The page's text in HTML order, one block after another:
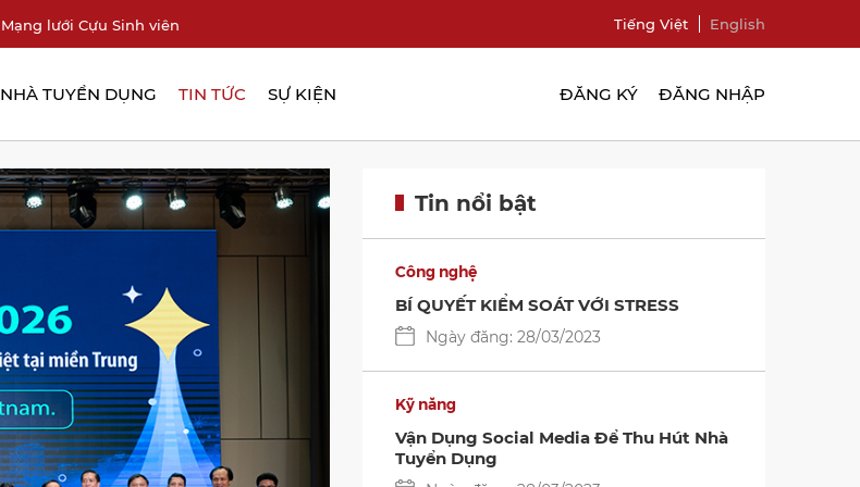
Mạng lưới Cựu Sinh viên Tiếng Việt English
NHÀ TUYỂN DỤNG TIN TỨC SỰ KIỆN ĐĂNG KÝ ĐĂNG NHẬP
Tin nổi bật
Công nghệ
BÍ QUYẾT KIỂM SOÁT VỚI STRESS
Ngày đăng: 28/03/2023
Kỹ năng
Vận Dụng Social Media Để Thu Hút Nhà
Tuyển Dụng